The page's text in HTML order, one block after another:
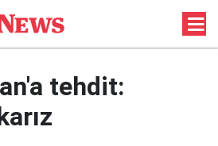
tehdit: